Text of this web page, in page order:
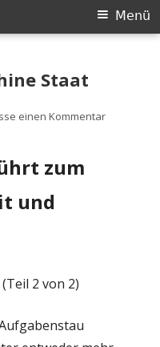
Menü
Staat
einen Kommentarzu
zum
und
(Teil 2 von 2)